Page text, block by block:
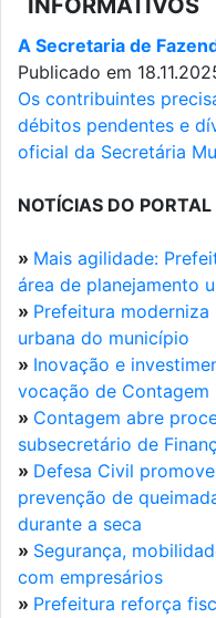
INFORMATIVOS
A Secretaria de
Publicado em
Os contribuintes
débitos pendentes e
oficial da Secretária
NOTÍCIAS DO
» Mais agilidade:
área de planejamento
» Prefeitura
urbana do município
» Inovação e
vocação de Contagem
» Contagem abre
subsecretário de
» Defesa Civil
prevenção de
durante a seca
» Segurança,
com empresários
» Prefeitura reforça